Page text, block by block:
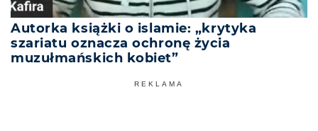
Autorka książki o islamie: „krytyka
szariatu oznacza ochronę życia
muzułmańskich kobiet”
REKLAMA